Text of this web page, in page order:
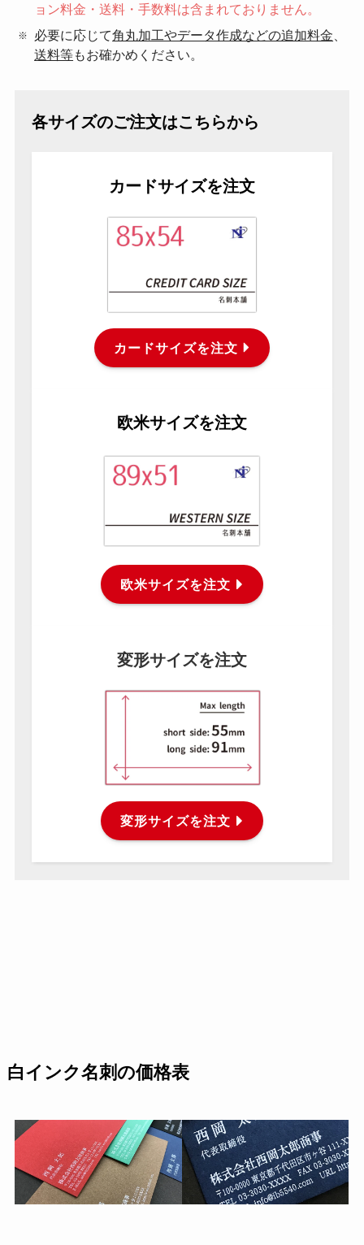
ョン料金・送料・手数料は含まれておりません。
必要に応じて角丸加工やデータ作成などの追加料金
送料等もお確かめください。
各サイズのご注文はこちらから
カードサイズを注文
カードサイズを注文
欧米サイズを注文
欧米サイズを注文
変形サイズを注文
変形サイズを注文
白インク名刺の価格表